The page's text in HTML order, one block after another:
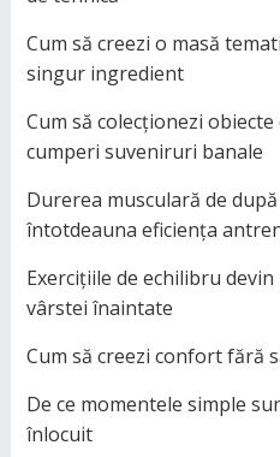
Cum să creezi o masă
singur ingredient
Cum să colecționezi
cumperi suveniruri banale
Durerea musculară de
întotdeauna eficiența
Exercițiile de echilibru
vârstei înaintate
Cum să creezi confort fără
De ce momentele simple
înlocuit